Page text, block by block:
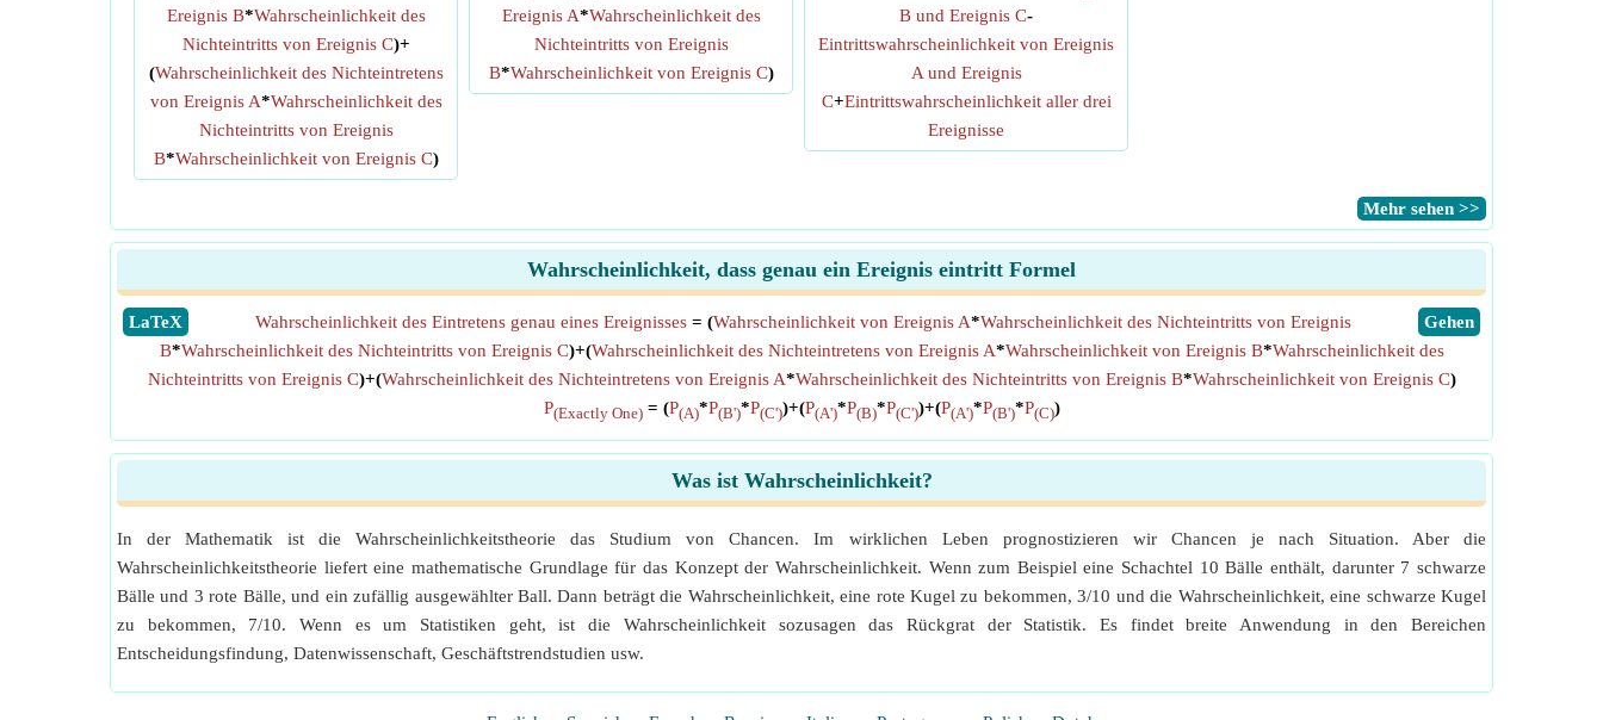
Ereignis B*Wahrscheinlichkeit des
Nichteintritts von Ereignis C)+
(Wahrscheinlichkeit des Nichteintretens
von Ereignis A*Wahrscheinlichkeit des
Nichteintritts von Ereignis
B*Wahrscheinlichkeit von Ereignis C)
Ereignis A*Wahrscheinlichkeit des
Nichteintritts von Ereignis
B*Wahrscheinlichkeit von Ereignis C)
B und Ereignis C-
Eintrittswahrscheinlichkeit von Ereignis
A und Ereignis
C+Eintrittswahrscheinlichkeit aller drei
Ereignisse
​Mehr sehen >>
Wahrscheinlichkeit, dass genau ein Ereignis eintritt Formel
​LaTeX ​Gehen
Wahrscheinlichkeit des Eintretens genau eines Ereignisses = (Wahrscheinlichkeit von Ereignis A*Wahrscheinlichkeit des Nichteintritts von Ereignis
B*Wahrscheinlichkeit des Nichteintritts von Ereignis C)+(Wahrscheinlichkeit des Nichteintretens von Ereignis A*Wahrscheinlichkeit von Ereignis B*Wahrscheinlichkeit des
Nichteintritts von Ereignis C)+(Wahrscheinlichkeit des Nichteintretens von Ereignis A*Wahrscheinlichkeit des Nichteintritts von Ereignis B*Wahrscheinlichkeit von Ereignis C)
P(Exactly One)= (P(A)*P(B')*P(C'))+(P(A')*P(B)*P(C'))+(P(A')*P(B')*P(C))
Was ist Wahrscheinlichkeit?
In der Mathematik ist die Wahrscheinlichkeitstheorie das Studium von Chancen. Im wirklichen Leben prognostizieren wir Chancen je nach Situation. Aber die
Wahrscheinlichkeitstheorie liefert eine mathematische Grundlage für das Konzept der Wahrscheinlichkeit. Wenn zum Beispiel eine Schachtel 10 Bälle enthält, darunter 7 schwarze
Bälle und 3 rote Bälle, und ein zufällig ausgewählter Ball. Dann beträgt die Wahrscheinlichkeit, eine rote Kugel zu bekommen, 3/10 und die Wahrscheinlichkeit, eine schwarze Kugel
zu bekommen, 7/10. Wenn es um Statistiken geht, ist die Wahrscheinlichkeit sozusagen das Rückgrat der Statistik. Es findet breite Anwendung in den Bereichen
Entscheidungsfindung, Datenwissenschaft, Geschäftstrendstudien usw.